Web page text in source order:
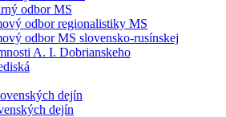
odbor MS
odbor regionalistiky MS
odbor MS slovensko-rusínskej
A. I. Dobrianskeho
dejín
dejín